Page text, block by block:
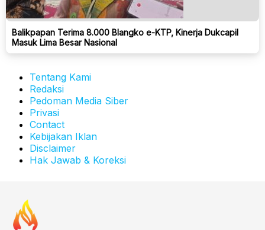
Balikpapan Terima 8.000 Blangko e-KTP, Kinerja Dukcapil
Masuk Lima Besar Nasional
Tentang Kami
Redaksi
Pedoman Media Siber
Privasi
Contact
Kebijakan Iklan
Disclaimer
Hak Jawab & Koreksi